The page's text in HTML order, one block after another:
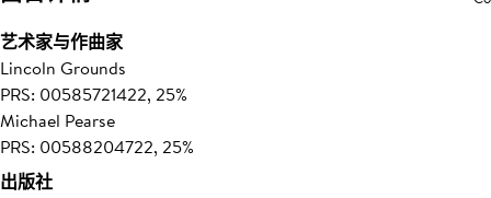
艺术家与作曲家
Lincoln Grounds
PRS: 00585721422, 25%
Michael Pearse
PRS: 00588204722, 25%
出版社